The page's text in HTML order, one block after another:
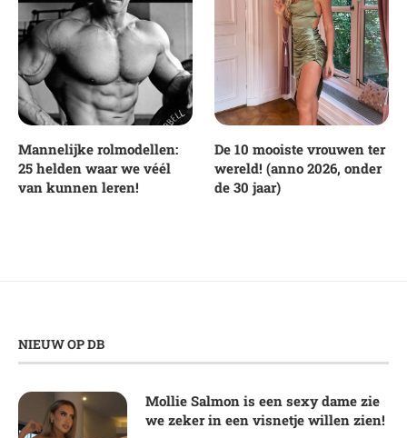
Mannelijke rolmodellen:
25 helden waar we véél
van kunnen leren!
De 10 mooiste vrouwen ter
wereld! (anno 2026, onder
de 30 jaar)
NIEUW OP DB
Mollie Salmon is een sexy dame zie
we zeker in een visnetje willen zien!